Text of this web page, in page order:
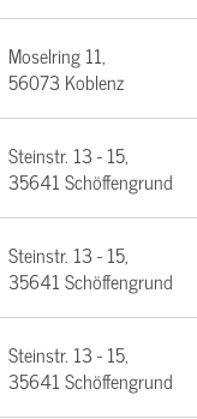
Moselring 11,
56073 Koblenz
Steinstr. 13 - 15,
35641 Schöffengrund
Steinstr. 13 - 15,
35641 Schöffengrund
Steinstr. 13 - 15,
35641 Schöffengrund